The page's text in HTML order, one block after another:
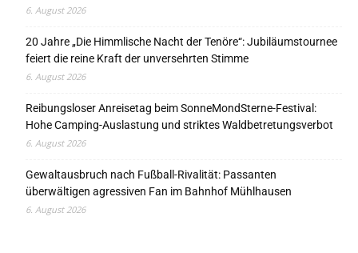
6. August 2026
20 Jahre „Die Himmlische Nacht der Tenöre“: Jubiläumstournee
feiert die reine Kraft der unversehrten Stimme
6. August 2026
Reibungsloser Anreisetag beim SonneMondSterne-Festival:
Hohe Camping-Auslastung und striktes Waldbetretungsverbot
6. August 2026
Gewaltausbruch nach Fußball-Rivalität: Passanten
überwältigen agressiven Fan im Bahnhof Mühlhausen
6. August 2026